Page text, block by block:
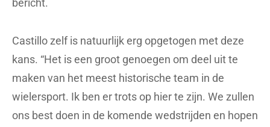
bericht.
Castillo zelf is natuurlijk erg opgetogen met deze
kans. “Het is een groot genoegen om deel uit te
maken van het meest historische team in de
wielersport. Ik ben er trots op hier te zijn. We zullen
ons best doen in de komende wedstrijden en hopen